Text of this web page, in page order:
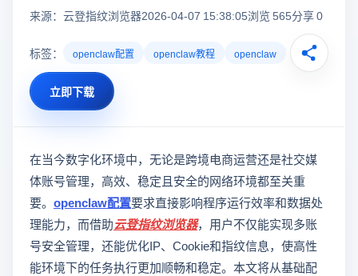
来源：云登指纹浏览器2026-04-07 15:38:05浏览 565分享 0
标签： openclaw配置 openclaw教程 openclaw
立即下载
在当今数字化环境中，无论是跨境电商运营还是社交媒
体账号管理，高效、稳定且安全的网络环境都至关重
要。 openclaw配置要求直接影响程序运行效率和数据处
理能力，而借助云登指纹浏览器，用户不仅能实现多账
号安全管理，还能优化IP、Cookie和指纹信息，使高性
能环境下的任务执行更加顺畅和稳定。本文将从基础配